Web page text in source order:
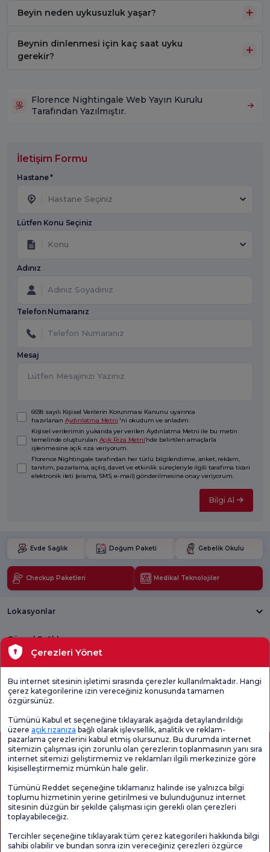
Beyin neden uykusuzluk yaşar?
Beynin dinlenmesi için kaç saat uyku
gerekir?
Florence Nightingale Web Yayın Kurulu
Tarafından Yazılmıştır.
İletişim Formu
Hastane *
Hastane Seçiniz
Lütfen Konu Seçiniz
Konu
Adınız
Telefon Numaranız
Mesaj
6698 sayılı Kişisel Verilerin Korunması Kanunu uyarınca
hazırlanan Aydınlatma Metni 'ni okudum ve anladım.
Kişisel verilerimin yukarıda yer verilen Aydınlatma Metni ile bu metin
temelinde oluşturulan Açık Rıza Metni’nde belirtilen amaçlarla
işlenmesine açık rıza veriyorum.
Florence Nightingale tarafından her türlü bilgilendirme, anket, reklam,
tanıtım, pazarlama, açılış, davet ve etkinlik süreçleriyle ilgili tarafıma ticari
elektronik ileti (arama, SMS, e-mail) gönderilmesine onay veriyorum.
Bilgi Al
Evde Sağlık Doğum Paketi Gebelik Okulu
Checkup Paketleri Medikal Teknolojiler
Lokasyonlar
Güncel Sağlık
Tıbbi Birimler
Genel
Memnuniyet
Sayfa içeriği sadece bilgilendirme amaçlıdır. Tanı ve tedavi için mutlaka
doktorunuza başvurunuz.
Çerezleri Yönet
Bu internet sitesinin işletimi sırasında çerezler kullanılmaktadır. Hangi
çerez kategorilerine izin vereceğiniz konusunda tamamen
özgürsünüz.
Tümünü Kabul et seçeneğine tıklayarak aşağıda detaylandırıldığı
üzere açık rızanıza bağlı olarak işlevsellik, analitik ve reklam-
pazarlama çerezlerini kabul etmiş olursunuz. Bu durumda internet
sitemizin çalışması için zorunlu olan çerezlerin toplanmasının yanı sıra
internet sitemizi geliştirmemiz ve reklamları ilgili merkezinize göre
kişiselleştirmemiz mümkün hale gelir.
Tümünü Reddet seçeneğine tıklamanız halinde ise yalnızca bilgi
toplumu hizmetinin yerine getirilmesi ve bulunduğunuz internet
sitesinin düzgün bir şekilde çalışması için gerekli olan çerezleri
toplayabileceğiz.
Tercihler seçeneğine tıklayarak tüm çerez kategorileri hakkında bilgi
sahibi olabilir ve bundan sonra izin vereceğiniz çerezleri özgürce